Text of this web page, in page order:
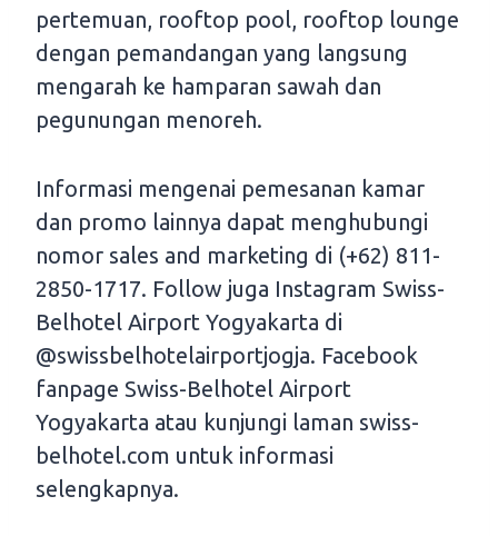
pertemuan, rooftop pool, rooftop lounge
dengan pemandangan yang langsung
mengarah ke hamparan sawah dan
pegunungan menoreh.
Informasi mengenai pemesanan kamar
dan promo lainnya dapat menghubungi
nomor sales and marketing di (+62) 811-
2850-1717. Follow juga Instagram Swiss-
Belhotel Airport Yogyakarta di
@swissbelhotelairportjogja. Facebook
fanpage Swiss-Belhotel Airport
Yogyakarta atau kunjungi laman swiss-
belhotel.com untuk informasi
selengkapnya.